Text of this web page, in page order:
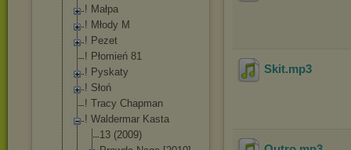
! Małpa
! Młody M
! Pezet
! Płomień 81
! Pyskaty
! Słoń
! Tracy Chapman
! Waldermar Kasta
13 (2009)
Skit.mp3